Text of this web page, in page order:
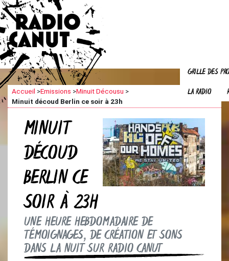
GRILLE DES
LA RADIO
Accueil >Emissions >Minuit Décousu >
Minuit découd Berlin ce soir à 23h
MINUIT
DÉCOUD
BERLIN CE
SOIR À 23H
UNE HEURE HEBDOMADAIRE DE
TÉMOIGNAGES, DE CRÉATION ET SONS
DANS LA NUIT SUR RADIO CANUT